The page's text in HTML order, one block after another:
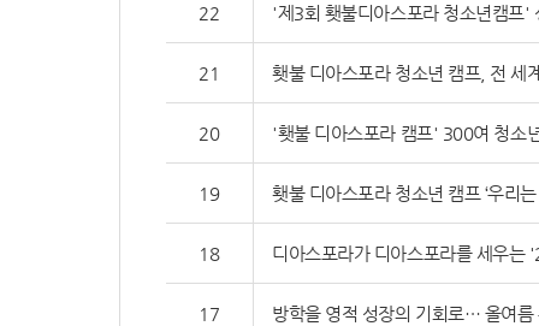
22 '제3회 횃불디아스포라 청소년캠프
21 횃불 디아스포라 청소년 캠프, 전 세
20 '횃불 디아스포라 캠프' 300여 청소
19 횃불 디아스포라 청소년 캠프 ‘우리
18 디아스포라가 디아스포라를 세우는
17 방학을 영적 성장의 기회로… 올여름